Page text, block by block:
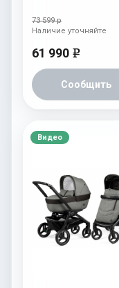
73 599 р
61 990 e
Сообщить
Наличие уточняйте
Видео